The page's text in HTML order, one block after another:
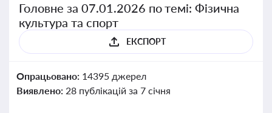
Головне за 07.01.2026 по темі: Фізична
культура та спорт
ЕКСПОРТ
Опрацьовано: 14395 джерел
Виявлено: 28 публікацій за 7 січня